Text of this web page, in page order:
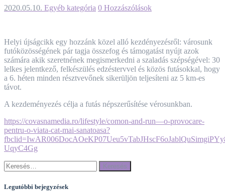
2020.05.10. Egyéb kategória 0 Hozzászólások
Helyi újságcikk egy hozzánk közel alló kezdényezésről: városunk
futóközösségének pár tagja összefog és támogatást nyújt azok
számára akik szeretnének megismerkedni a szaladás szépségével: 30
lelkes jelentkező, felkészülés edzéstervvel és közös futásokkal, hogy
a 6. héten minden résztvevőnek sikerüljön teljesíteni az 5 km-es
távot.
A kezdeményezés célja a futás népszerűsítése vérosunkban.
https://covasnamedia.ro/lifestyle/comon-and-run—o-provocare-
pentru-o-viata-cat-mai-sanatoasa?
UqyC4Gg
Keresés:
Legutóbbi bejegyzések